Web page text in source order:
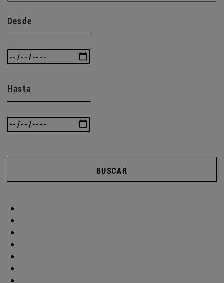
Desde
Hasta
BUSCAR